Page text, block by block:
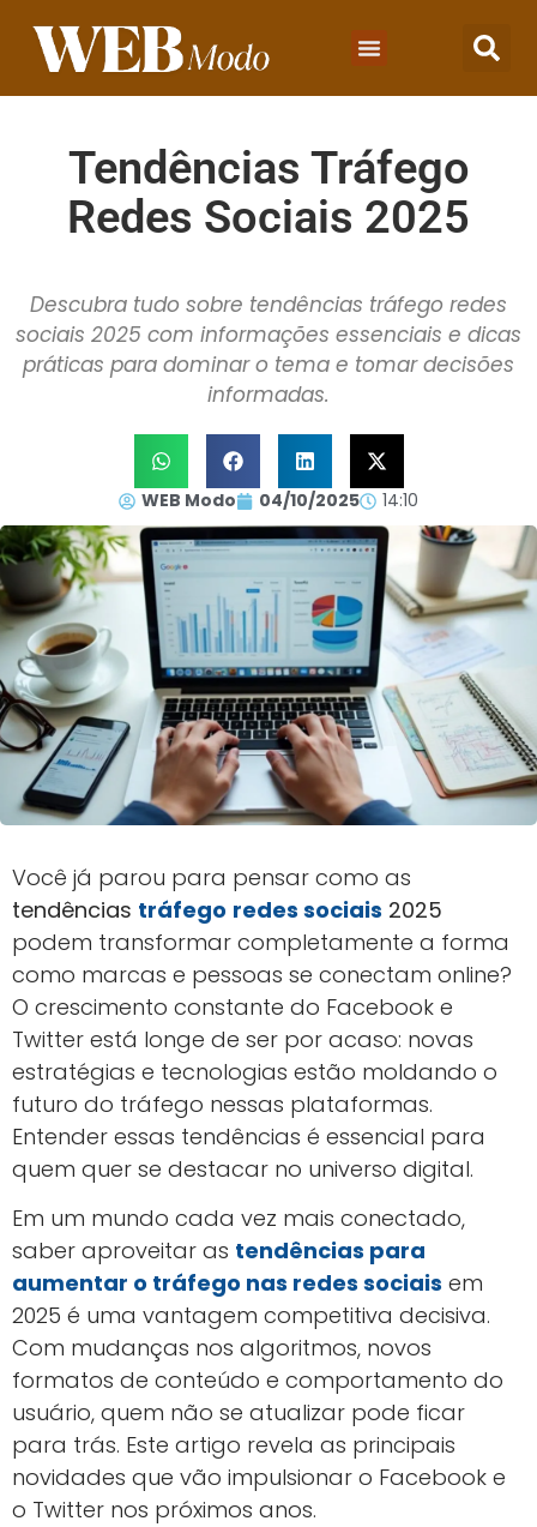
Tendências Tráfego
Redes Sociais 2025
Descubra tudo sobre tendências tráfego redes
sociais 2025 com informações essenciais e dicas
práticas para dominar o tema e tomar decisões
informadas.
WEB Modo 04/10/2025 14:10
Você já parou para pensar como as
tendências tráfego redes sociais 2025
podem transformar completamente a forma
como marcas e pessoas se conectam online?
O crescimento constante do Facebook e
Twitter está longe de ser por acaso: novas
estratégias e tecnologias estão moldando o
futuro do tráfego nessas plataformas.
Entender essas tendências é essencial para
quem quer se destacar no universo digital.
Em um mundo cada vez mais conectado,
saber aproveitar as tendências para
aumentar o tráfego nas redes sociais em
2025 é uma vantagem competitiva decisiva.
Com mudanças nos algoritmos, novos
formatos de conteúdo e comportamento do
usuário, quem não se atualizar pode ficar
para trás. Este artigo revela as principais
novidades que vão impulsionar o Facebook e
o Twitter nos próximos anos.